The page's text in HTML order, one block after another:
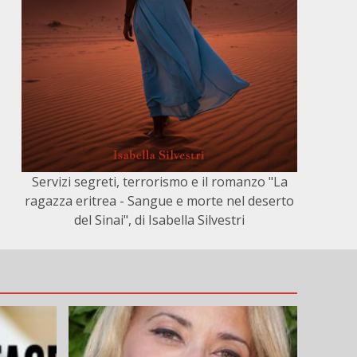
Servizi segreti, terrorismo e il romanzo "La
ragazza eritrea - Sangue e morte nel deserto
del Sinai", di Isabella Silvestri